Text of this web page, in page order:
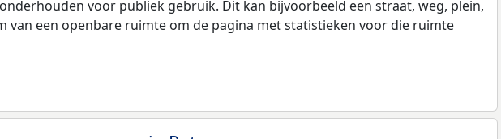
voor publiek gebruik. Dit kan bijvoorbeeld een straat, weg, plein,
een openbare ruimte om de pagina met statistieken voor die ruimte